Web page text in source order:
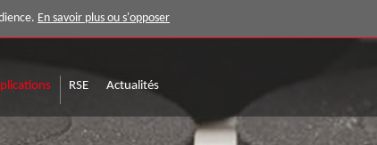
En savoir plus ou s'opposer
RSE Actualités